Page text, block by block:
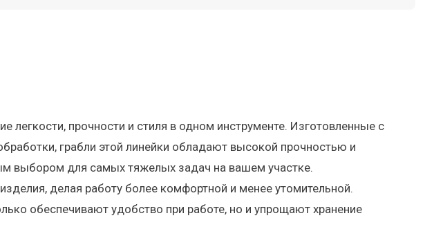
легкости, прочности и стиля в одном инструменте. Изготовленные с
грабли этой линейки обладают высокой прочностью и
выбором для самых тяжелых задач на вашем участке.
делая работу более комфортной и менее утомительной.
обеспечивают удобство при работе, но и упрощают хранение